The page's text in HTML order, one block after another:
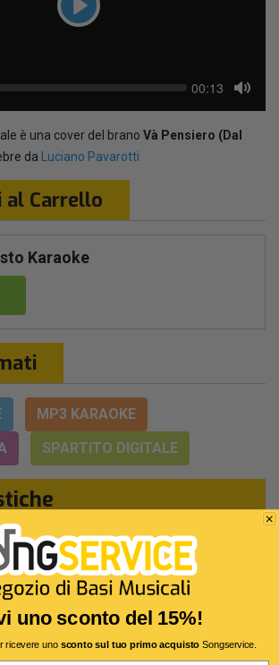
Play
Seek Current
00:13
Mute
è una cover del brano Và Pensiero (Dal
da Luciano Pavarotti
Carrello
Karaoke
MP3 KARAOKE
SPARTITO DIGITALE
Luciano Pavarotti
- Lirica - Opera
Sec
uno sconto del 15%!
ricevere uno sconto sul tuo primo acquistoSongservice.